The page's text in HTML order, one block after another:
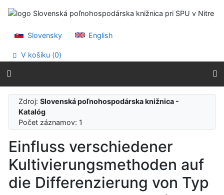
Prejsť na menu
Slovensky
English
V košíku (0)
Zdroj:Slovenská poľnohospodárska knižnica -
Katalóg
Počet záznamov: 1
Einfluss verschiedener
Kultivierungsmethoden auf
die Differenzierung von Typ